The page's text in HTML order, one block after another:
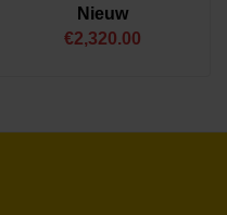
Nieuw
€2,320.00